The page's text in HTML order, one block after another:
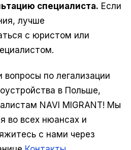
специалиста. Если
лучше
с юристом или
вопросы по легализации
в Польше,
NAVI MIGRANT! Мы
во всех нюансах и
с нами через